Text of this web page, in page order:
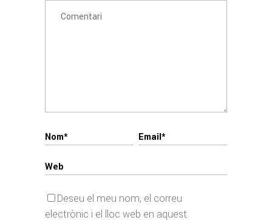
Deseu el meu nom, el correu
electrònic i el lloc web en aquest